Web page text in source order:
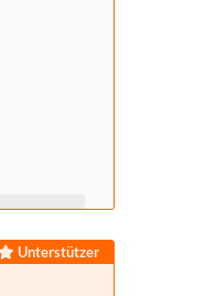
Unterstützer